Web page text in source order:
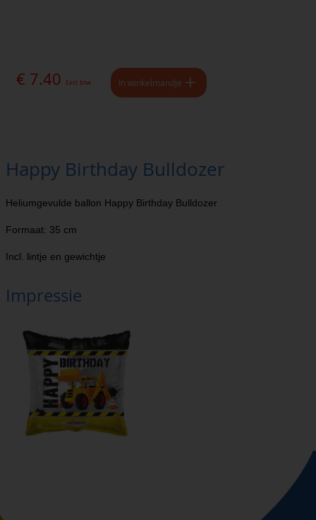
€ 7.40 Excl. btw In winkelmandje
Happy Birthday Bulldozer
Heliumgevulde ballon Happy Birthday Bulldozer
Formaat: 35 cm
Incl. lintje en gewichtje
Impressie